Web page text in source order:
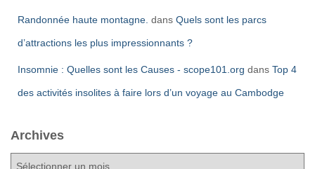
Randonnée haute montagne. dans Quels sont les parcs
d’attractions les plus impressionnants ?
Insomnie : Quelles sont les Causes - scope101.org dans Top 4
des activités insolites à faire lors d’un voyage au Cambodge
Archives